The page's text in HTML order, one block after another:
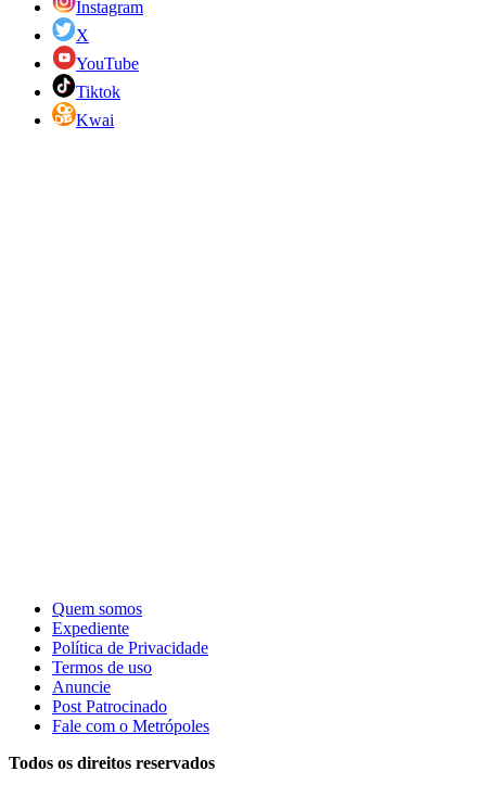
Instagram
X
YouTube
Tiktok
Kwai
Quem somos
Expediente
Política de Privacidade
Termos de uso
Anuncie
Post Patrocinado
Fale com o Metrópoles
Todos os direitos reservados